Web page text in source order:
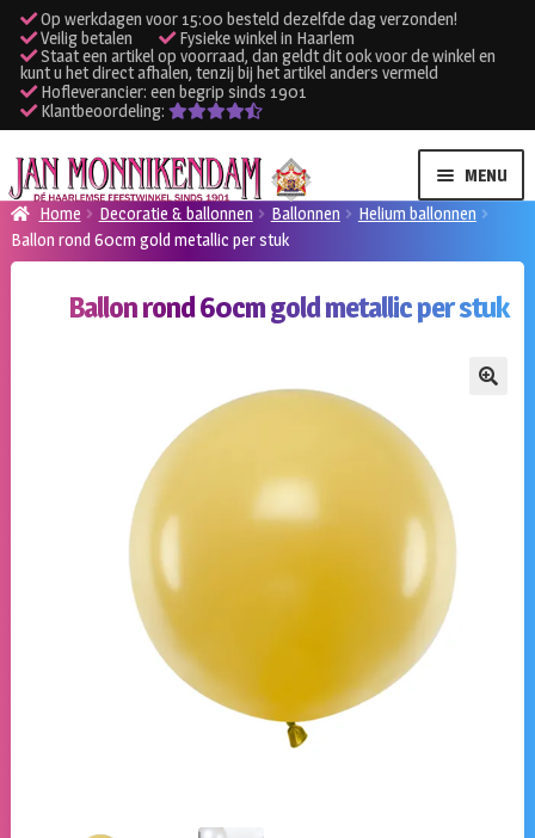
Op werkdagen voor 15:00 besteld dezelfde dag verzonden!
Veilig betalen
Fysieke winkel in Haarlem
Staat een artikel op voorraad, dan geldt dit ook voor de winkel en
kunt u het direct afhalen, tenzij bij het artikel anders vermeld
Hofleverancier: een begrip sinds 1901
Klantbeoordeling:
Ga
door
naar
navigatie
Ga
naar
de
inhoud
MENU
Verhuur kleding
Verhuur apparatuur
Klantenservice
Inloggen
Home Decoratie & ballonnen Ballonnen
Helium ballonnen
Ballon rond 60cm gold metallic per stuk
Ballon rond 60cm gold metallic per stuk